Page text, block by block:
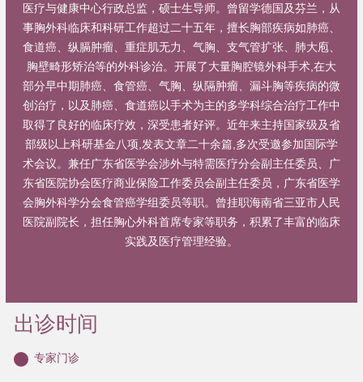
医疗与健康中心行政总监，硕士生导师。曾留学德国及芬兰，从
事胸外科临床和科研工作超过二十五年，擅长胸部疾病如肺癌、
食道癌、纵膈肿瘤、重症肌无力、气胸、支气管扩张、肺大庖、
胸壁畸形矫治等的外科诊治。开展了大量胸腔镜外科手术,在大
部分早中期肺癌、食管癌、气胸、纵隔肿瘤、漏斗胸等疾病的微
创治疗，以及肺癌、食道癌以手术为主的多学科综合治疗工作中
取得了良好的临床疗效，深受患者好评。近年来主持国家级及省
部级以上科研基金八项,发表文章二十余篇,多次受邀参加国际学
术会议。兼任广东省医学会涉外与特需医疗分会副主任委员、广
东省医院协会医疗商业保险工作委员会副主任委员，广东省医学
会胸外科学分会食管癌学组委员等职。曾挂职海南省三亚市人民
医院副院长，担任胸心外科首席专家等职务，积累了丰富的临床
实践及医疗管理经验。
出诊时间
专家门诊